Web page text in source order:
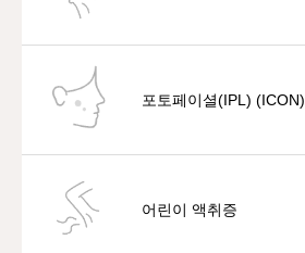
포토페이셜(IPL) (ICON)
어린이 액취증